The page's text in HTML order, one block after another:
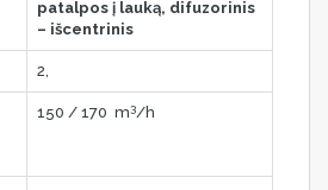
patalpos į lauką, difuzorinis
– išcentrinis
2,
150 / 170 m3/h